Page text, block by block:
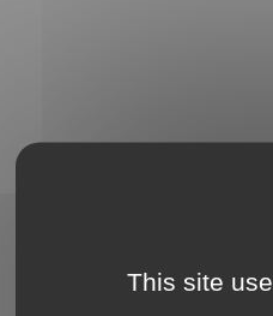
This site